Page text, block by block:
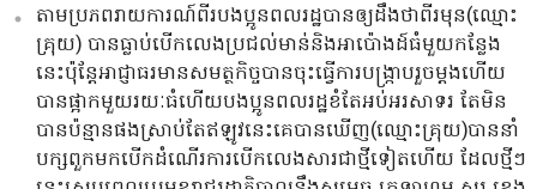
តាមប្រភពរាយការណ៍ពីរបងប្អូនពលរដ្ឋបានឲ្យដឹងថាពីរមុន(ឈ្មោះ
គ្រុយ) បានធ្លាប់បើកលេងប្រជល់មាន់និងអាប៉ោងដ៍ធំមួយកន្លែង
នេះប៉ុន្តែអាជ្ញាធរមានសមត្ថកិច្ចបានចុះធ្វើការបង្រ្កាបរួចម្តងហើយ
បានផ្អាកមួយរយៈធំហើយបងប្អូនពលរដ្ឋខំតែអប់អរសាទរ​ តែមិន
បានប៉ន្មានផងស្រាប់តែឥឡូវនេះគេបានឃើញ(ឈ្មោះគ្រុយ)បាននាំ
បក្សពួកមកបេីកដំណើរការបើកលេងសារជាថ្មីទៀតហើយ ដែលថ្មីៗ